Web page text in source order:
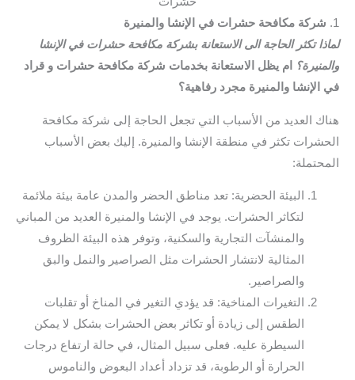
1.
شركة مكافحة حشرات في الإنشا والمنيرة
لماذا تكثر الحاجة الى الاستعانة بشركة مكافحة حشرات في الإنشا
والمنيرة؟
ام يظل الاستعانة بخدمات شركة مكافحة حشرات و قراد
في الإنشا والمنيرة مجرد رفاهية؟
هناك العديد من الأسباب التي تجعل الحاجة إلى شركة مكافحة
الحشرات تكثر في منطقة الإنشا والمنيرة. إليك بعض الأسباب
المحتملة:
البيئة الحضرية: تعد مناطق الحضر والمدن عامة بيئة ملائمة
لتكاثر الحشرات. يوجد في الإنشا والمنيرة العديد من المباني
والمنشآت التجارية والسكنية، وتوفر هذه البيئة الظروف
المثالية لانتشار الحشرات مثل الصراصير والنمل والبق
والصراصير.
التغيرات المناخية: قد يؤدي التغير في المناخ أو تقلبات
الطقس إلى زيادة أو تكاثر بعض الحشرات بشكل لا يمكن
السيطرة عليه. فعلى سبيل المثال، في حالة ارتفاع درجات
الحرارة أو الرطوبة، قد تزداد أعداد البعوض والناموس